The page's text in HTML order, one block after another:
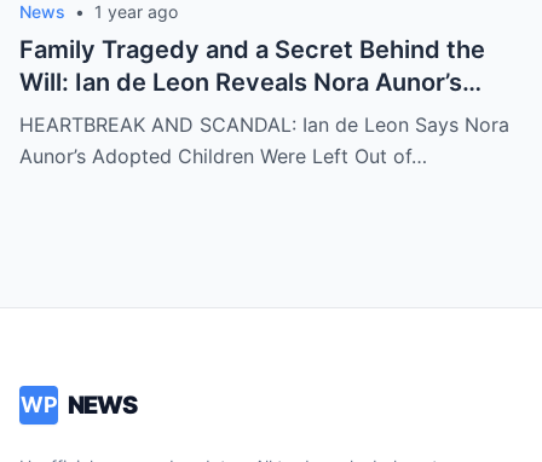
News • 1 year ago
Family Tragedy and a Secret Behind the
Will: Ian de Leon Reveals Nora Aunor’s
Adopted Children Were Written Out of the
Inheritance – ‘Not a Single Centavo!’ – Is
HEARTBREAK AND SCANDAL: Ian de Leon Says Nora
Aunor’s Adopted Children Were Left Out of…
WP NEWS